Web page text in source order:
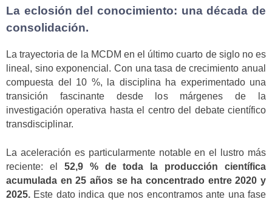
La eclosión del conocimiento: una década de
consolidación.
La trayectoria de la MCDM en el último cuarto de siglo no es
lineal, sino exponencial. Con una tasa de crecimiento anual
compuesta del 10 %, la disciplina ha experimentado una
transición fascinante desde los márgenes de la
investigación operativa hasta el centro del debate científico
transdisciplinar.
La aceleración es particularmente notable en el lustro más
reciente: el 52,9 % de toda la producción científica
acumulada en 25 años se ha concentrado entre 2020 y
2025. Este dato indica que nos encontramos ante una fase